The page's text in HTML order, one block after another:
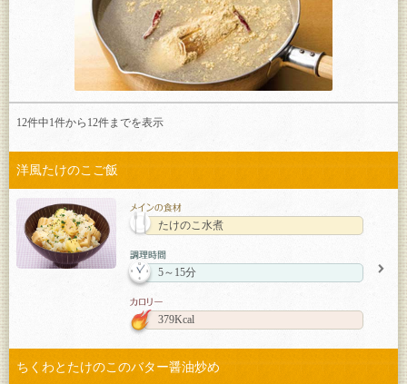
12件中1件から 12件までを表示
洋風たけのこご飯
たけのこ水煮
5～15分
379Kcal
ちくわとたけのこのバター醤油炒め